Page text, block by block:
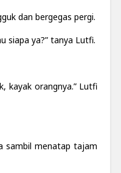
dan bergegas pergi.
siapa ya?” tanya Lutfi.
kayak orangnya.” Lutfi
sambil menatap tajam